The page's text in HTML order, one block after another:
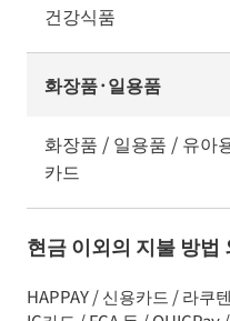
건강식품
화장품·일용품
화장품 / 일용품 / 유아
카드
현금 이외의 지불 방법
HAPPAY / 신용카드 / 라쿠